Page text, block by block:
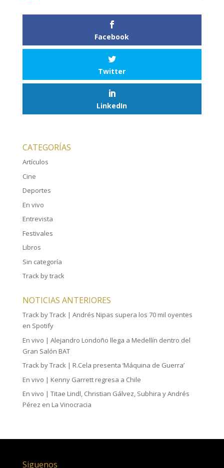
Facebook
Twitter
LinkedIn
CATEGORÍAS
Artículos
Cine
Deportes
En vivo
Entrevista
Festivales
Libros
Sin categoría
Track by track
NOTICIAS ANTERIORES
Track by Track | Andrés Nipas supera los 70 mil oyentes
en Spotify
En vivo | Alejandro Londoño llega a Medellín dentro del
Gran Salón BAT
Track by Track | R.Cela presenta ‘Máquina de Guerra’
En vivo | Kenny Garrett regresa a Chile
En vivo | Titae Lindl, Christian Gálvez, Subhira y Andrés
Pérez en La Vinocracia
Siguenos